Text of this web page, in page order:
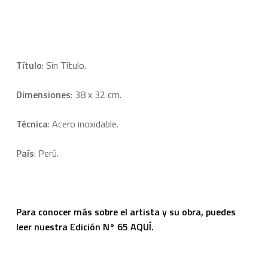
Título: Sin Título.
Dimensiones: 38 x 32 cm.
Técnica: Acero inoxidable.
País: Perú.
Para conocer más sobre el artista y su obra, puedes
leer nuestra Edición N° 65 AQUÍ.